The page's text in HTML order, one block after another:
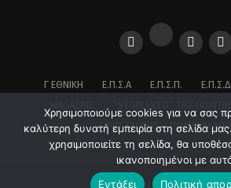
Γ ΕΘΝΙΚΉ Ε.Π.Σ.Α Ε.Π.Σ.Π.
ΌΡΟΙ ΧΡΉΣΗΣ – ΠΟΛΙΤΙΚΉ
Copyright © 2026
Χρησιμοποιούμε cookies για να σας
καλύτερη δυνατή εμπειρία στη σελίδα
χρησιμοποιείτε τη σελίδα, θα
ικανοποιημένοι με
Εντάξει
Πολιτική